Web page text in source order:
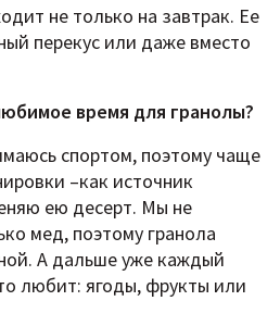
не только на завтрак. Ее
перекус или даже вместо
время для гранолы?
спортом, поэтому чаще
–как источник
ею десерт. Мы не
мед, поэтому гранола
А дальше уже каждый
любит: ягоды, фрукты или